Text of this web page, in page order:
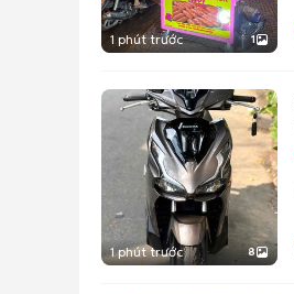
1 phút trước 1
1 phút trước 8